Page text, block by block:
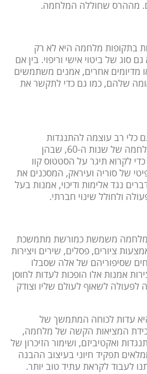
מההרס שחוללה המלחמה.
בתקופות מלחמה היא לא רק
סוג של ביטוי אישי וריפוי. בין אם
מדיומים אחרים, אמנים משתמשים
שלהם, כמו גם כדי לתקשר את
כלי רב עוצמה להתנגדות
ואקטיביזם. מהמחאות נגד המלחמה של שנות ה-60, שבהן
לקרוא תיגר על הסטטוס קוו
של סוריה ועיראק, המסכנים את
נגד אלימות ודיכוי, אמנות בעל
ולחולל שינוי חברתי.
המלחמה משמשת כמורשת מתמשכת
ציורים, פסלים, שירים ויצירות
שסיפוריהם של אלה שסבלו
אמנות אלו הופכות לעדות לחוסן
לפעולה לשאוף לעולם שליו וצודק
עדות לכוחה המתמשך של
המציאות הקשה של מלחמה,
ואקטיביזם, ושימור הזיכרון של
תפקיד חיוני בעיצוב ההבנה
לעבוד לקראת עתיד טוב יותר.